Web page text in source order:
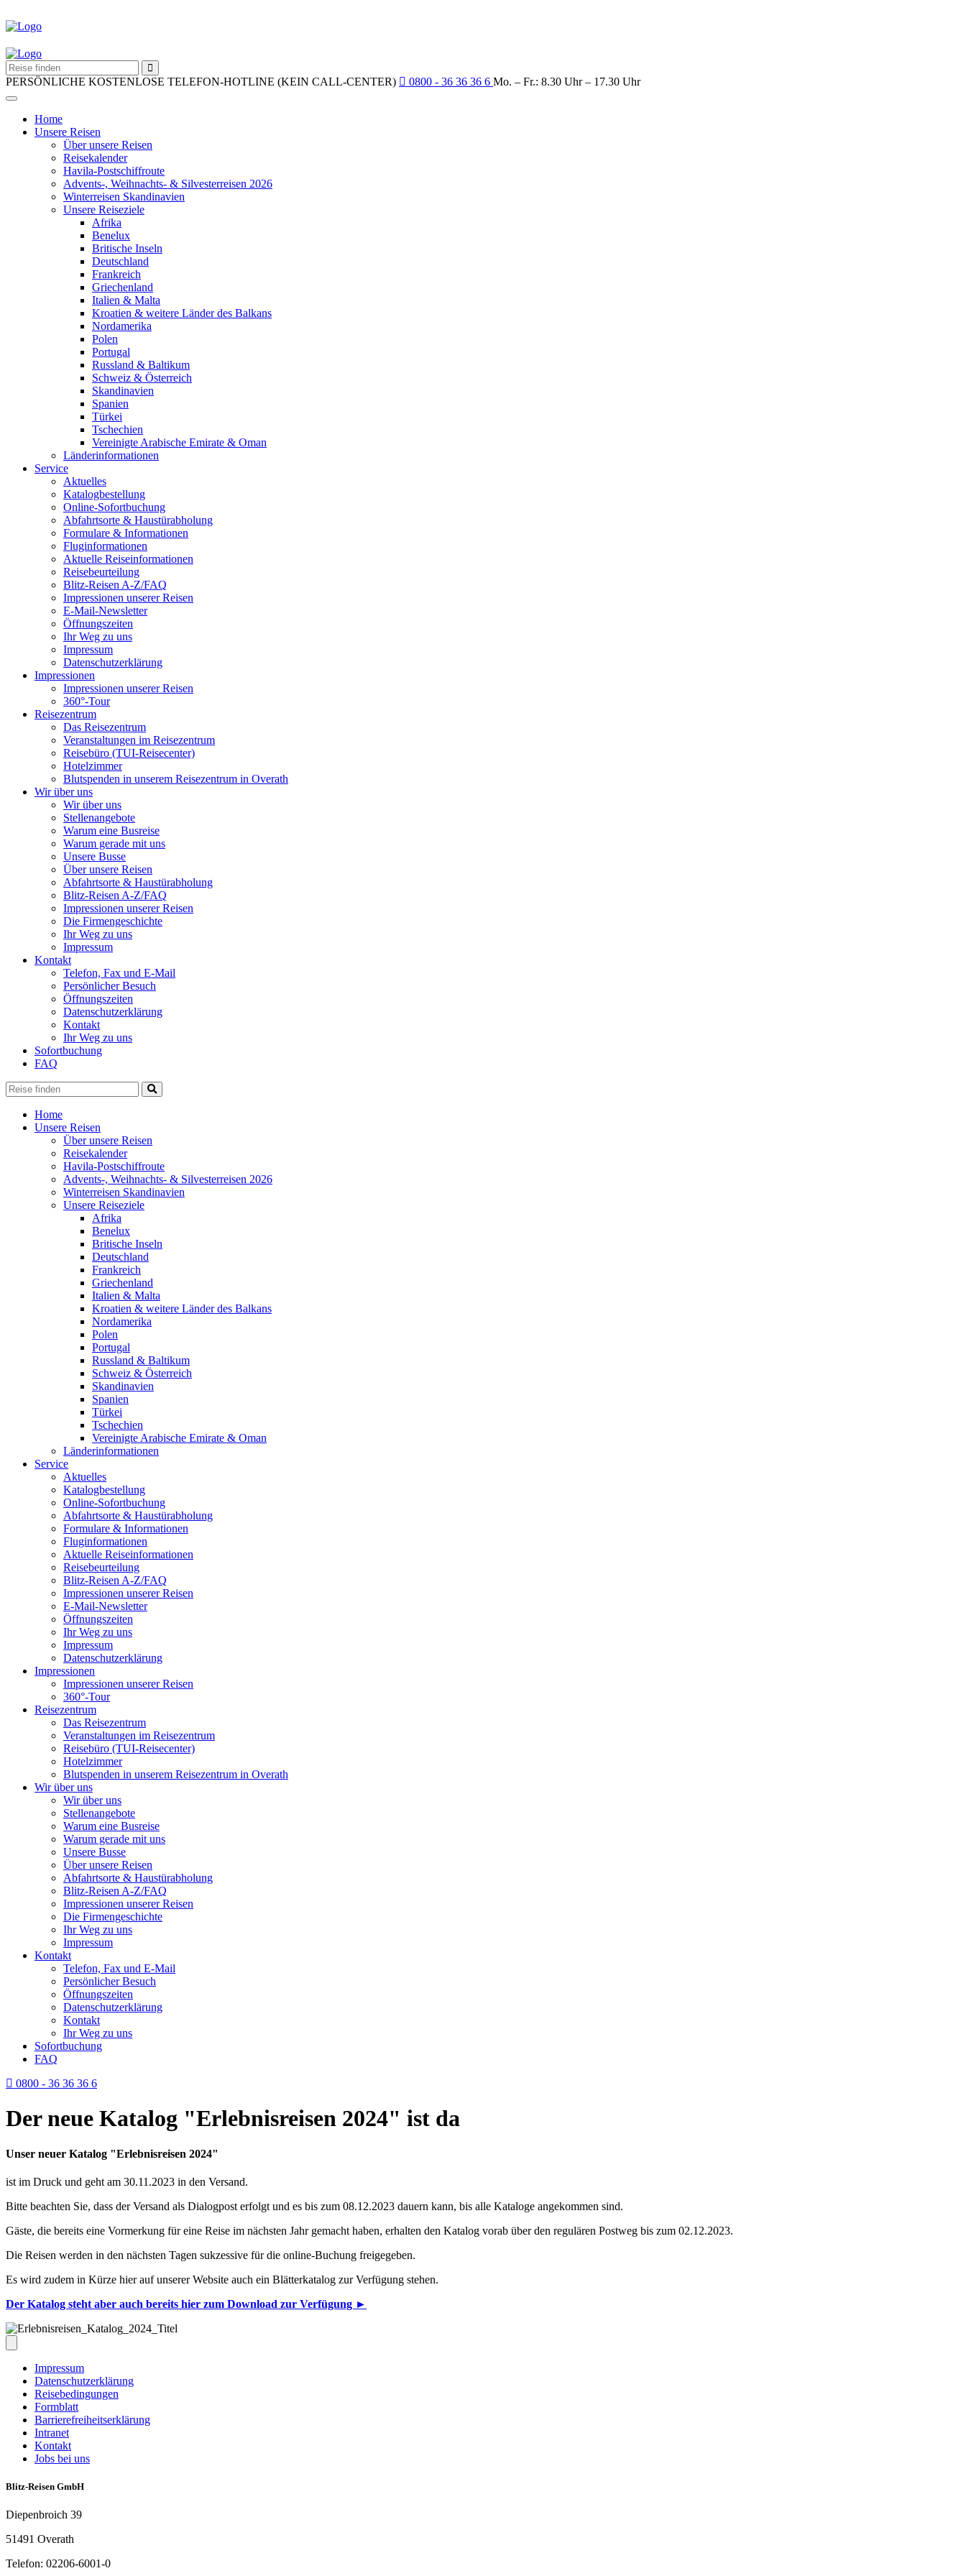
PERSÖNLICHE KOSTENLOSE TELEFON-HOTLINE (KEIN CALL-CENTER) 0800 - 36 36 36 6 Mo. – Fr.: 8.30 Uhr – 17.30 Uhr
Home
Unsere Reisen
Über unsere Reisen
Reisekalender
Havila-Postschiffroute
Advents-, Weihnachts- & Silvesterreisen 2026
Winterreisen Skandinavien
Unsere Reiseziele
Afrika
Benelux
Britische Inseln
Deutschland
Frankreich
Griechenland
Italien & Malta
Kroatien & weitere Länder des Balkans
Nordamerika
Polen
Portugal
Russland & Baltikum
Schweiz & Österreich
Skandinavien
Spanien
Türkei
Tschechien
Vereinigte Arabische Emirate & Oman
Länderinformationen
Service
Aktuelles
Katalogbestellung
Online-Sofortbuchung
Abfahrtsorte & Haustürabholung
Formulare & Informationen
Fluginformationen
Aktuelle Reiseinformationen
Reisebeurteilung
Blitz-Reisen A-Z/FAQ
Impressionen unserer Reisen
E-Mail-Newsletter
Öffnungszeiten
Ihr Weg zu uns
Impressum
Datenschutzerklärung
Impressionen
Impressionen unserer Reisen
360°-Tour
Reisezentrum
Das Reisezentrum
Veranstaltungen im Reisezentrum
Reisebüro (TUI-Reisecenter)
Hotelzimmer
Blutspenden in unserem Reisezentrum in Overath
Wir über uns
Wir über uns
Stellenangebote
Warum eine Busreise
Warum gerade mit uns
Unsere Busse
Über unsere Reisen
Abfahrtsorte & Haustürabholung
Blitz-Reisen A-Z/FAQ
Impressionen unserer Reisen
Die Firmengeschichte
Ihr Weg zu uns
Impressum
Kontakt
Telefon, Fax und E-Mail
Persönlicher Besuch
Öffnungszeiten
Datenschutzerklärung
Kontakt
Ihr Weg zu uns
Sofortbuchung
FAQ
Home
Unsere Reisen
Über unsere Reisen
Reisekalender
Havila-Postschiffroute
Advents-, Weihnachts- & Silvesterreisen 2026
Winterreisen Skandinavien
Unsere Reiseziele
Afrika
Benelux
Britische Inseln
Deutschland
Frankreich
Griechenland
Italien & Malta
Kroatien & weitere Länder des Balkans
Nordamerika
Polen
Portugal
Russland & Baltikum
Schweiz & Österreich
Skandinavien
Spanien
Türkei
Tschechien
Vereinigte Arabische Emirate & Oman
Länderinformationen
Service
Aktuelles
Katalogbestellung
Online-Sofortbuchung
Abfahrtsorte & Haustürabholung
Formulare & Informationen
Fluginformationen
Aktuelle Reiseinformationen
Reisebeurteilung
Blitz-Reisen A-Z/FAQ
Impressionen unserer Reisen
E-Mail-Newsletter
Öffnungszeiten
Ihr Weg zu uns
Impressum
Datenschutzerklärung
Impressionen
Impressionen unserer Reisen
360°-Tour
Reisezentrum
Das Reisezentrum
Veranstaltungen im Reisezentrum
Reisebüro (TUI-Reisecenter)
Hotelzimmer
Blutspenden in unserem Reisezentrum in Overath
Wir über uns
Wir über uns
Stellenangebote
Warum eine Busreise
Warum gerade mit uns
Unsere Busse
Über unsere Reisen
Abfahrtsorte & Haustürabholung
Blitz-Reisen A-Z/FAQ
Impressionen unserer Reisen
Die Firmengeschichte
Ihr Weg zu uns
Impressum
Kontakt
Telefon, Fax und E-Mail
Persönlicher Besuch
Öffnungszeiten
Datenschutzerklärung
Kontakt
Ihr Weg zu uns
Sofortbuchung
FAQ
0800 - 36 36 36 6
Der neue Katalog "Erlebnisreisen 2024" ist da
Unser neuer Katalog "Erlebnisreisen 2024"
ist im Druck und geht am 30.11.2023 in den Versand.
Bitte beachten Sie, dass der Versand als Dialogpost erfolgt und es bis zum 08.12.2023 dauern kann, bis alle Kataloge angekommen sind.
Gäste, die bereits eine Vormerkung für eine Reise im nächsten Jahr gemacht haben, erhalten den Katalog vorab über den regulären Postweg bis zum 02.12.2023.
Die Reisen werden in den nächsten Tagen sukzessive für die online-Buchung freigegeben.
Es wird zudem in Kürze hier auf unserer Website auch ein Blätterkatalog zur Verfügung stehen.
Der Katalog steht aber auch bereits hier zum Download zur Verfügung ►
Impressum
Datenschutzerklärung
Reisebedingungen
Formblatt
Barrierefreiheitserklärung
Intranet
Kontakt
Jobs bei uns
Blitz-Reisen GmbH
Diepenbroich 39
51491 Overath
Telefon: 02206-6001-0